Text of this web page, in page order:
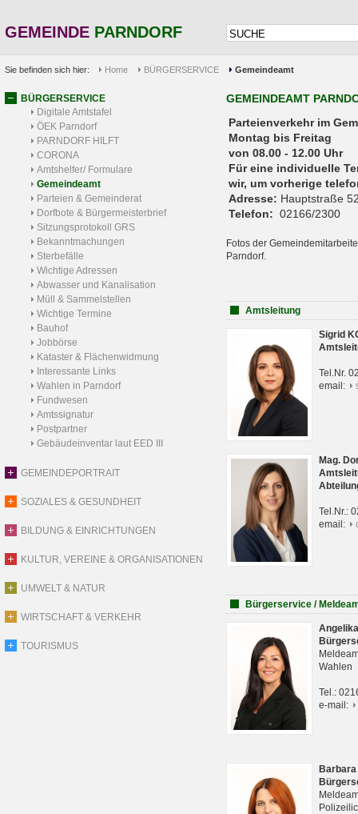
GEMEINDE PARNDORF
Sie befinden sich hier: Home BÜRGERSERVICE Gemeindeamt
BÜRGERSERVICE
Digitale Amtstafel
ÖEK Parndorf
PARNDORF HILFT
CORONA
Amtshelfer/ Formulare
Gemeindeamt
Parteien & Gemeinderat
Dorfbote & Bürgermeisterbrief
Sitzungsprotokoll GRS
Bekanntmachungen
Sterbefälle
Wichtige Adressen
Abwasser und Kanalisation
Müll & Sammelstellen
Wichtige Termine
Bauhof
Jobbörse
Kataster & Flächenwidmung
Interessante Links
Wahlen in Parndorf
Fundwesen
Amtssignatur
Postpartner
Gebäudeinventar laut EED III
GEMEINDEPORTRAIT
SOZIALES & GESUNDHEIT
BILDUNG & EINRICHTUNGEN
KULTUR, VEREINE & ORGANISATIONEN
UMWELT & NATUR
WIRTSCHAFT & VERKEHR
TOURISMUS
GEMEINDEAMT
Parteienverkehr
Montag bis Freitag
von 08.00 - 12.00 Uhr
Für eine individuelle
wir, um vorherige
Adresse: Hauptstraße
Telefon: 02166/2300
Fotos der
Parndorf.
Amtsleitung
Sigrid
Tel.Nr.
email:
Mag.
Tel.Nr.:
email:
Bürgerservice /
Wahlen
Tel.:
e-mail: